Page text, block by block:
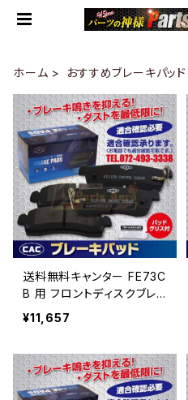
ホーム おすすめブレーキパッド
送料無料キャンター FE73C
B 用 フロントディスクブレ
ーキパッド左右 ＰＡ513
（CAC）/専用グリス付Ｗキャ
¥11,657